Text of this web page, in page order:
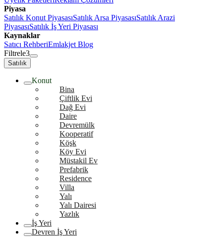
Piyasa
Satılık Konut PiyasasıSatılık Arsa PiyasasıSatılık Arazi
PiyasasıSatılık İş Yeri Piyasası
Kaynaklar
Satıcı RehberiEmlakjet Blog
Filtrele3
Satılık
Konut
Bina
Çiftlik Evi
Dağ Evi
Daire
Devremülk
Kooperatif
Köşk
Köy Evi
Müstakil Ev
Prefabrik
Residence
Villa
Yalı
Yalı Dairesi
Yazlık
İş Yeri
Devren İş Yeri